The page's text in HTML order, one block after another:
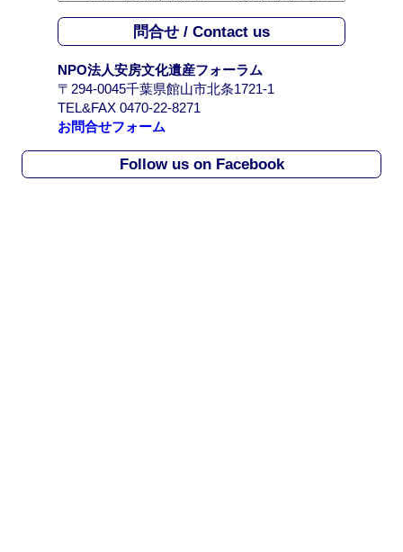
イ
ブ
A
r
c
h
i
問合せ / Contact us
NPO法人安房文化遺産フォーラム
〒294-0045千葉県館山市北条1721-1
TEL&FAX 0470-22-8271
お問合せフォーム
Follow us on Facebook